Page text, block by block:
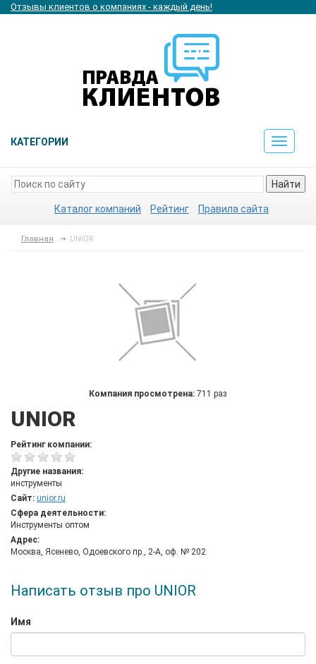
Отзывы клиентов о компаниях - каждый день!
КАТЕГОРИИ
Toggle
Найти
Каталог компаний Рейтинг Правила сайта
Главная UNIOR
Компания просмотрена: 711 раз
UNIOR
Рейтинг компании:
Другие названия:
инструменты
Сайт: unior.ru
Сфера деятельности:
Инструменты оптом
Адрес:
Москва, Ясенево, Одоевского пр., 2-А, оф. № 202
Написать отзыв про UNIOR
Имя